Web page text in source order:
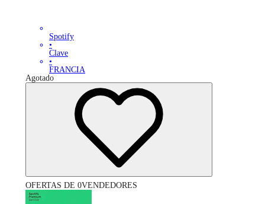
Spotify
•
Clave
•
FRANCIA
Agotado
OFERTAS DE 0VENDEDORES